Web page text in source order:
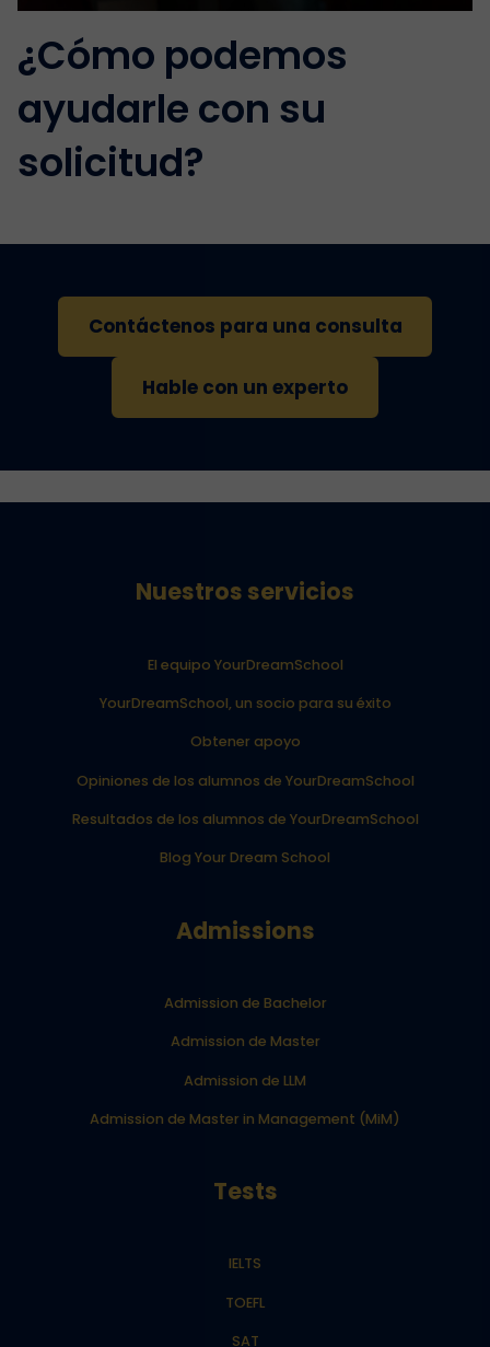
¿Cómo podemos
ayudarle con su
solicitud?
Contáctenos para una consulta
Hable con un experto
Nuestros servicios
El equipo YourDreamSchool
YourDreamSchool, un socio para su éxito
Obtener apoyo
Opiniones de los alumnos de YourDreamSchool
Resultados de los alumnos de YourDreamSchool
Blog Your Dream School
Admissions
Admission de Bachelor
Admission de Master
Admission de LLM
Admission de Master in Management (MiM)
Tests
IELTS
TOEFL
SAT